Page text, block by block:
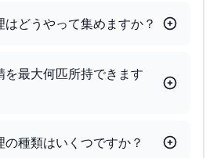
どうやって集めますか？
を最大何匹所持できます
種類はいくつですか？